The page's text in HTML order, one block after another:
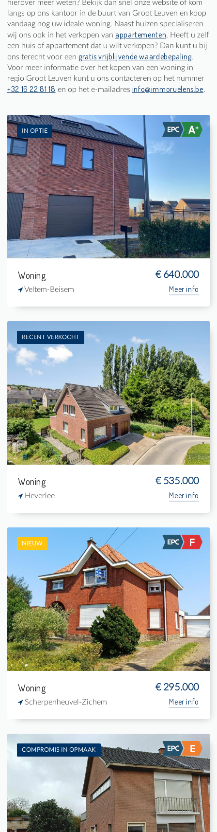
hierover meer weten? Bekijk dan snel onze website of kom
langs op ons kantoor in de buurt van Groot Leuven en koop
vandaag nog uw ideale woning. Naast huizen specialiseren
wij ons ook in het verkopen van appartementen. Heeft u zelf
een huis of appartement dat u wilt verkopen? Dan kunt u bij
ons terecht voor een gratis vrijblijvende waardebepaling.
Voor meer informatie over het kopen van een woning in
regio Groot Leuven kunt u ons contacteren op het nummer
+32 16 22 81 18 en op het e-mailadres info@immoruelens.be.
IN OPTIE
Te koop: Eengezinswoning
6
24.930 m²
Woning € 640.000
Veltem-Beisem Meer info
RECENT VERKOCHT
Te koop: Woning
4
987 m²
1
140 m²
Woning € 535.000
Heverlee Meer info
NIEUW
Te koop: Eengezinswoning
3
560 m²
1
-
Woning € 295.000
Scherpenheuvel-Zichem Meer info
COMPROMIS IN OPMAAK
Te koop: Eengezinswoning
2
374 m²
-
-